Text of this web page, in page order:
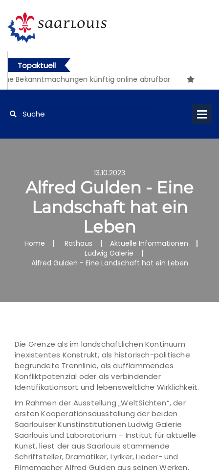
Topaktuell
Bekanntmachungen künftig online abrufbar
13.10.2023
Alfred Gulden - Eine
Landschaft hat ein
Leben
Home Rathaus
Aktuelle Informationen
Ludwig Galerie
Alfred Gulden - Eine Landschaft hat ein Leben
Die Grenze als im landschaftlichen Kontinuum
inexistentes Konstrukt, als historisch-politische
begründete Trennlinie, als aufflammendes
Konfliktpotenzial oder als verbindender
Identifikationsort und lebensweltliche Wirklichkeit.
Im Rahmen der Ausstellung „WeltSichten“, der
ersten Kooperationsausstellung der beiden
Saarlouiser Kunstinstitutionen Ludwig Galerie
Saarlouis und Laboratorium – Institut für aktuelle
Kunst, liest der aus Saarlouis stammende
Schriftsteller, Dramatiker, Lyriker, Lieder- und
Filmemacher Alfred Gulden aus seinen Werken.